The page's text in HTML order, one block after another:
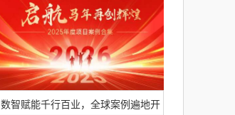
落地案例解析
数智赋能千行百业，全球案例遍地开